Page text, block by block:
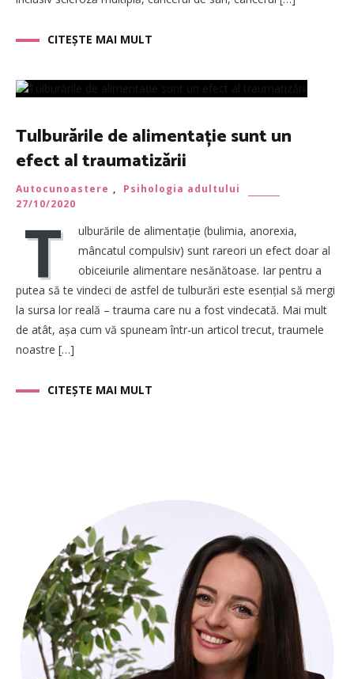
CITEȘTE MAI MULT
Tulburările de alimentație sunt un
efect al traumatizării
Autocunoastere ,
Psihologia adultului
27/10/2020
T
ulburările de alimentație (bulimia, anorexia,
mâncatul compulsiv) sunt rareori un efect doar al
obiceiurile alimentare nesănătoase. Iar pentru a
putea să te vindeci de astfel de tulburări este esențial să mergi
la sursa lor reală – trauma care nu a fost vindecată. Mai mult
de atât, așa cum vă spuneam într-un articol trecut, traumele
noastre […]
CITEȘTE MAI MULT